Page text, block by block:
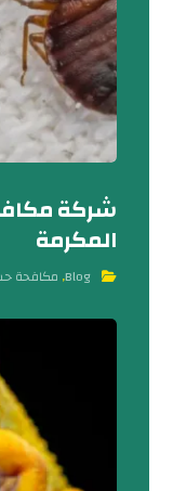
شركة
المكرمة
Blog
, مكافحة